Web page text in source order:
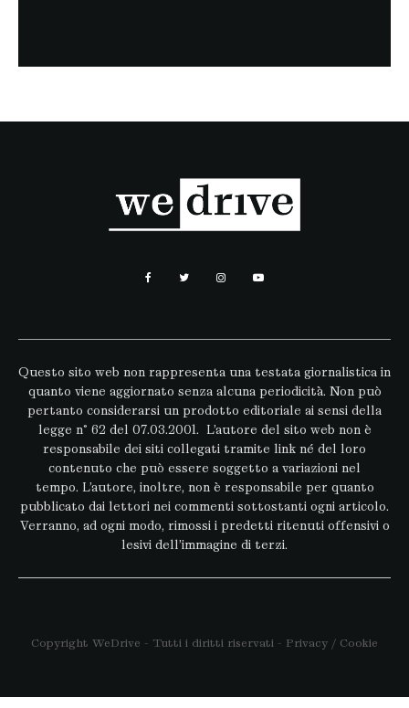
Questo sito web non rappresenta una testata giornalistica in
quanto viene aggiornato senza alcuna periodicità. Non può
pertanto considerarsi un prodotto editoriale ai sensi della
legge n° 62 del 07.03.2001. L’autore del sito web non è
responsabile dei siti collegati tramite link né del loro
contenuto che può essere soggetto a variazioni nel
tempo. L’autore, inoltre, non è responsabile per quanto
pubblicato dai lettori nei commenti sottostanti ogni articolo.
Verranno, ad ogni modo, rimossi i predetti ritenuti offensivi o
lesivi dell’immagine di terzi.
Copyright WeDrive - Tutti i diritti riservati - Privacy / Cookie